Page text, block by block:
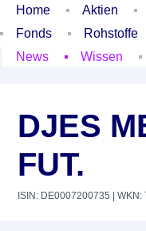
Home Aktien
Fonds
Rohstoffe
News
Wissen
DJES
FUT.
ISIN: DE0007200735 |